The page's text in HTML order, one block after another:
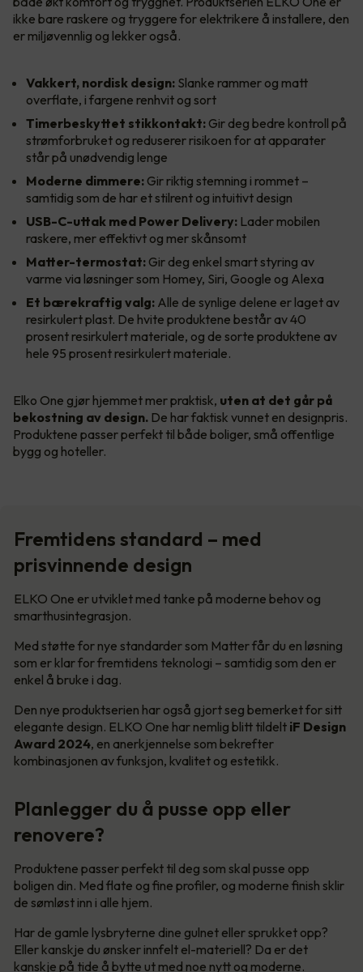
ikke bare raskere og tryggere for elektrikere å installere, den
er miljøvennlig og lekker også.
Vakkert, nordisk design: Slanke rammer og matt
overflate, i fargene renhvit og sort
Timerbeskyttet stikkontakt: Gir deg bedre kontroll på
strømforbruket og reduserer risikoen for at apparater
står på unødvendig lenge
Moderne dimmere: Gir riktig stemning i rommet –
samtidig som de har et stilrent og intuitivt design
USB-C-uttak med Power Delivery: Lader mobilen
raskere, mer effektivt og mer skånsomt
Matter-termostat: Gir deg enkel smart styring av
varme via løsninger som Homey, Siri, Google og Alexa
Et bærekraftig valg: Alle de synlige delene er laget av
resirkulert plast. De hvite produktene består av 40
prosent resirkulert materiale, og de sorte produktene av
hele 95 prosent resirkulert materiale.
Elko One gjør hjemmet mer praktisk, uten at det går på
bekostning av design. De har faktisk vunnet en designpris.
Produktene passer perfekt til både boliger, små offentlige
bygg og hoteller.
Fremtidens standard – med
prisvinnende design
ELKO One er utviklet med tanke på moderne behov og
smarthusintegrasjon.
Med støtte for nye standarder som Matter får du en løsning
som er klar for fremtidens teknologi – samtidig som den er
enkel å bruke i dag.
Den nye produktserien har også gjort seg bemerket for sitt
elegante design. ELKO One har nemlig blitt tildelt iF Design
Award 2024, en anerkjennelse som bekrefter
kombinasjonen av funksjon, kvalitet og estetikk.
Planlegger du å pusse opp eller
renovere?
Produktene passer perfekt til deg som skal pusse opp
boligen din. Med flate og fine profiler, og moderne finish sklir
de sømløst inn i alle hjem.
Har de gamle lysbryterne dine gulnet eller sprukket opp?
Eller kanskje du ønsker innfelt el-materiell? Da er det
kanskje på tide å bytte ut med noe nytt og moderne.